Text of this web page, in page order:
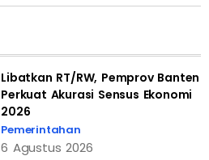
Libatkan RT/RW, Pemprov Banten
Perkuat Akurasi Sensus Ekonomi
2026
Pemerintahan
6 Agustus 2026